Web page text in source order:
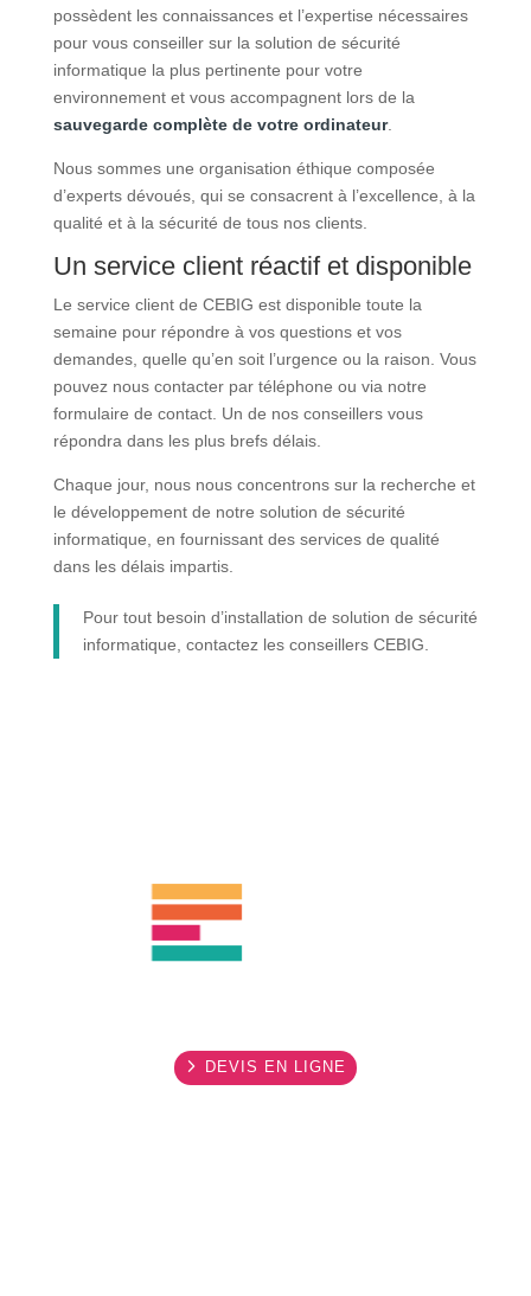
possèdent les connaissances et l’expertise nécessaires
pour vous conseiller sur la solution de sécurité
informatique la plus pertinente pour votre
environnement et vous accompagnent lors de la
sauvegarde complète de votre ordinateur.
Nous sommes une organisation éthique composée
d’experts dévoués, qui se consacrent à l’excellence, à la
qualité et à la sécurité de tous nos clients.
Un service client réactif et disponible
Le service client de CEBIG est disponible toute la
semaine pour répondre à vos questions et vos
demandes, quelle qu’en soit l’urgence ou la raison. Vous
pouvez nous contacter par téléphone ou via notre
formulaire de contact. Un de nos conseillers vous
répondra dans les plus brefs délais.
Chaque jour, nous nous concentrons sur la recherche et
le développement de notre solution de sécurité
informatique, en fournissant des services de qualité
dans les délais impartis.
Pour tout besoin d’installation de solution de sécurité
informatique, contactez les conseillers CEBIG.
DEVIS EN LIGNE